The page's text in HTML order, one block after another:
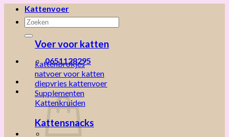
Zoeken
naar:
0651128295
Kattenvoer
Voer voor katten
kattenbrokjes
natvoer voor katten
diepvries kattenvoer
Supplementen
Kattenkruiden
Kattensnacks